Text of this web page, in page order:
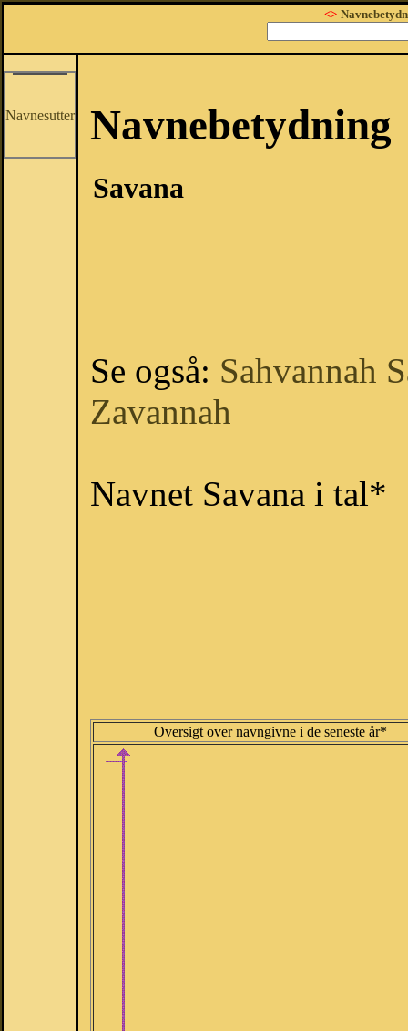
<>
Navnesutter Navnebetydning
Savana
Se også: Sahvannah
Zavannah
Navnet Savana i tal*
Oversigt over navngivne i de seneste år*